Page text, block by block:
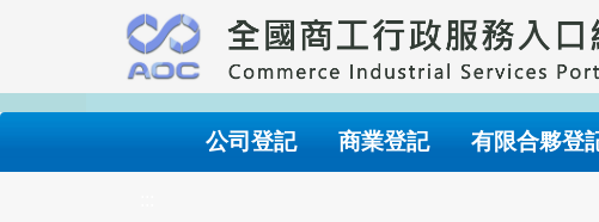
要
內
公司登記 商業登記 有限合夥登